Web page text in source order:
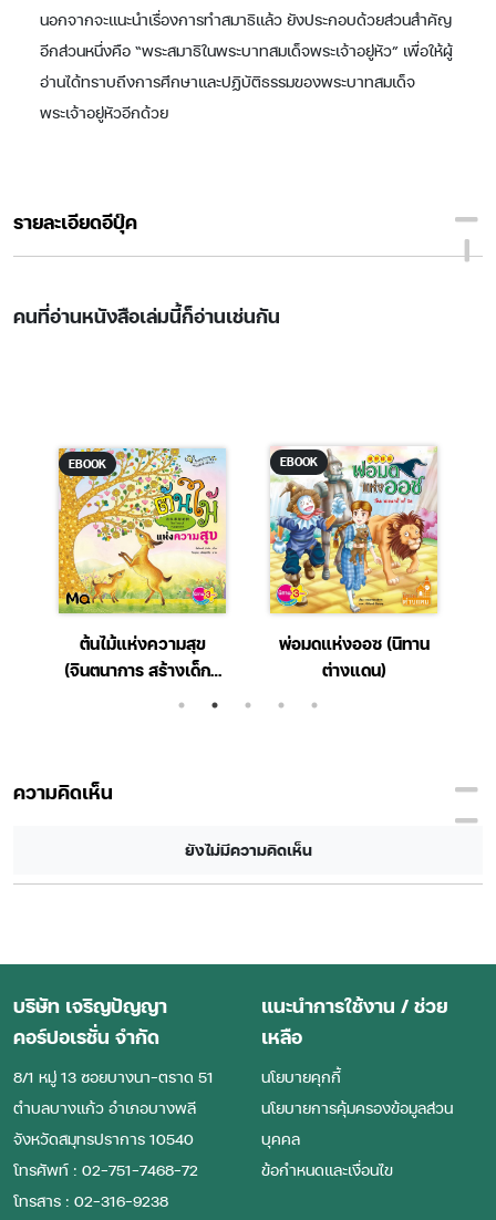
นอกจากจะแนะนำเรื่องการทำสมาธิแล้ว ยังประกอบด้วยส่วนสำคัญ
อีกส่วนหนึ่งคือ “พระสมาธิในพระบาทสมเด็จพระเจ้าอยู่หัว” เพื่อให้ผู้
อ่านได้ทราบถึงการศึกษาและปฏิบัติธรรมของพระบาทสมเด็จ
พระเจ้าอยู่หัวอีกด้วย
รายละเอียดอีบุ๊ค
คนที่อ่านหนังสือเล่มนี้ก็อ่านเช่นกัน
EBOOK
ต้นไม้แห่งความสุข
(จินตนาการ สร้างเด็กดี
EBOOK
พ่อมดแห่งออซ (นิทาน
ต่างแดน)
ความคิดเห็น
ยังไม่มีความคิดเห็น
บริษัท เจริญปัญญา
คอร์ปอเรชั่น จำกัด
8/1 หมู่ 13 ซอยบางนา-ตราด 51
ตําบลบางแก้ว อําเภอบางพลี
จังหวัดสมุทรปราการ 10540
โทรศัพท์ : 02-751-7468-72
โทรสาร : 02-316-9238
แนะนำการใช้งาน / ช่วย
เหลือ
นโยบายคุกกี้
นโยบายการคุ้มครองข้อมูลส่วน
บุคคล
ข้อกำหนดและเงื่อนไข